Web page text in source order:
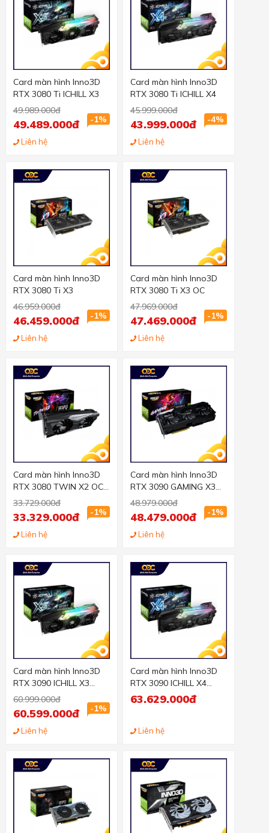
Card màn hình Inno3D
RTX 3080 Ti ICHILL X3
49.989.000đ
-1%
49.489.000đ
Liên hệ
Card màn hình Inno3D
RTX 3080 Ti ICHILL X4
45.999.000đ
-4%
43.999.000đ
Liên hệ
Card màn hình Inno3D
RTX 3080 Ti X3
46.959.000đ
-1%
46.459.000đ
Liên hệ
Card màn hình Inno3D
RTX 3080 Ti X3 OC
47.969.000đ
-1%
47.469.000đ
Liên hệ
Card màn hình Inno3D
RTX 3080 TWIN X2 OC
(10GB GDDR6X, 320-bit,
HDMI+DP, 2x8-pin)
33.729.000đ
-1%
33.329.000đ
Liên hệ
Card màn hình Inno3D
RTX 3090 GAMING X3
(24GB GDDR6X, 384-bit,
HDMI+DP, 2x8-pin)
48.979.000đ
-1%
48.479.000đ
Liên hệ
Card màn hình Inno3D
RTX 3090 ICHILL X3
(24GB GDDR6X, 384-bit,
HDMI+DP, 2x8-pin)
60.999.000đ
-1%
60.599.000đ
Liên hệ
Card màn hình Inno3D
RTX 3090 ICHILL X4
(24GB GDDR6X, 384-bit,
HDMI+DP, 2x8-pin)
63.629.000đ
Liên hệ